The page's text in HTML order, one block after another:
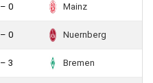
0 Mainz
0 Nuernberg
3 Bremen